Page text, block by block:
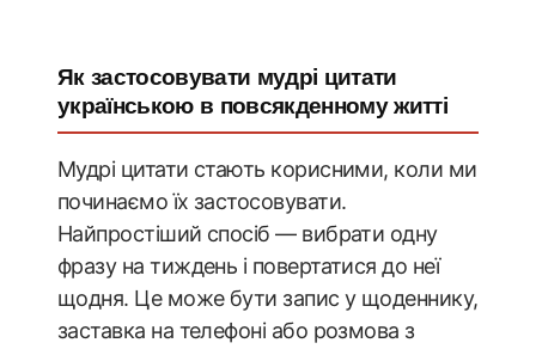
Як застосовувати мудрі цитати
українською в повсякденному житті
Мудрі цитати стають корисними, коли ми
починаємо їх застосовувати.
Найпростіший спосіб — вибрати одну
фразу на тиждень і повертатися до неї
щодня. Це може бути запис у щоденнику,
заставка на телефоні або розмова з